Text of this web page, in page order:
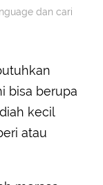
dan cari
bisa berupa
kecil
atau